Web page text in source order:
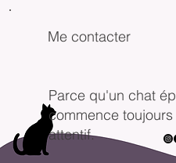
Me contacter
Parce qu'un chat
commence
attentif.